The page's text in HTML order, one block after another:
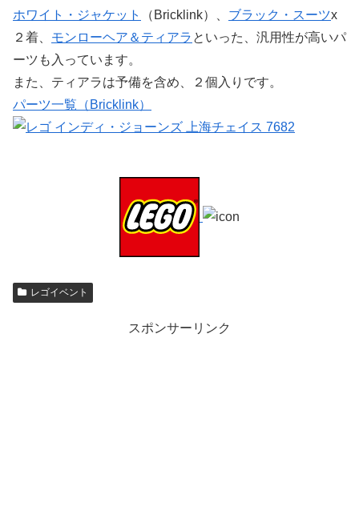
ホワイト・ジャケット
（Bricklink）、 ブラック・スーツx
２着、 モンローヘア＆ティアラ といった、汎用性が高いパ
ーツも入っています。
また、ティアラは予備を含め、２個入りです。
パーツ一覧（Bricklink）
レゴイベント
スポンサーリンク